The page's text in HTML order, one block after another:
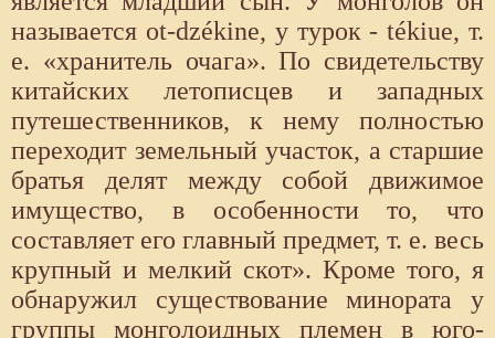
называется ot-dzékine, у турок - tékiue, т.
е. «хранитель очага». По свидетельству
китайских летописцев и западных
путешественников, к нему полностью
переходит земельный участок, а старшие
братья делят между собой движимое
имущество, в особенности то, что
составляет его главный предмет, т. е. весь
крупный и мелкий скот». Кроме того, я
обнаружил существование минората у
группы монголоидных племен в юго-